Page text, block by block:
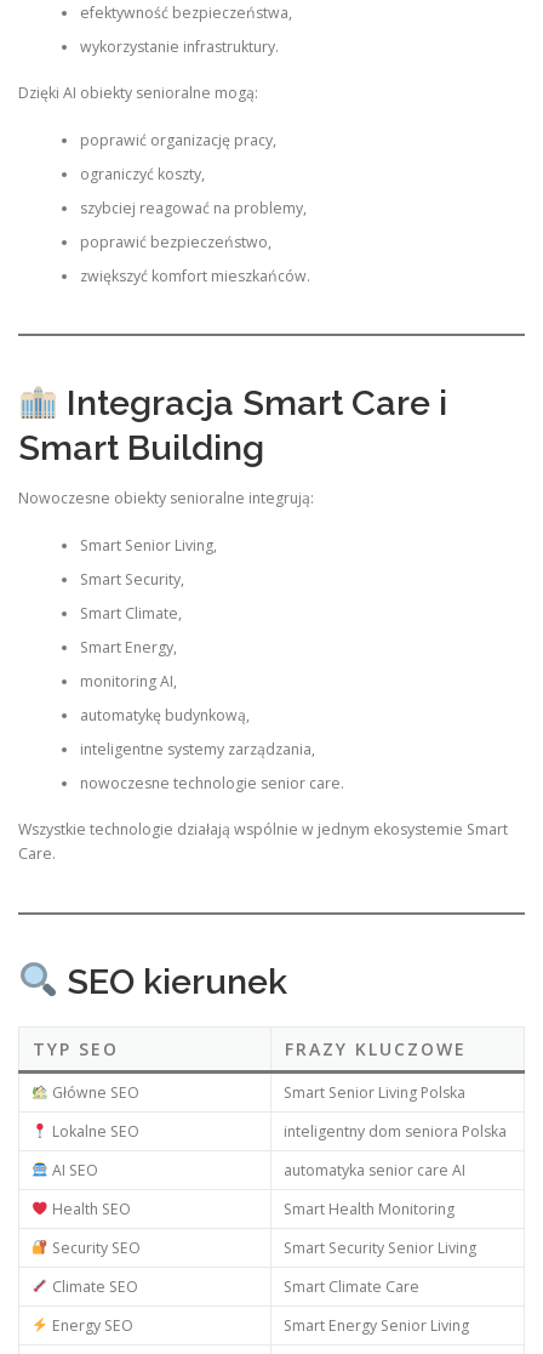
efektywność bezpieczeństwa,
wykorzystanie infrastruktury.
Dzięki AI obiekty senioralne mogą:
poprawić organizację pracy,
ograniczyć koszty,
szybciej reagować na problemy,
poprawić bezpieczeństwo,
zwiększyć komfort mieszkańców.
Integracja Smart Care i
Smart Building
Nowoczesne obiekty senioralne integrują:
Smart Senior Living,
Smart Security,
Smart Climate,
Smart Energy,
monitoring AI,
automatykę budynkową,
inteligentne systemy zarządzania,
nowoczesne technologie senior care.
Wszystkie technologie działają wspólnie w jednym ekosystemie Smart
Care.
SEO kierunek
TYP SEO FRAZY KLUCZOWE
Główne SEO
Smart Senior Living Polska
Lokalne SEO
inteligentny dom seniora Polska
AI SEO
automatyka senior care AI
Health SEO
Smart Health Monitoring
Security SEO
Smart Security Senior Living
Climate SEO
Smart Climate Care
Energy SEO
Smart Energy Senior Living